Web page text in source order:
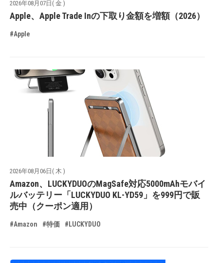
2026年08月07日( 金 )
Apple、Apple Trade Inの下取り金額を増額（2026）
#Apple
2026年08月06日( 木 )
Amazon、LUCKYDUOのMagSafe対応5000mAhモバイ
ルバッテリー「LUCKYDUO KL-YD59」を999円で販
売中（クーポン適用）
#Amazon #特価 #LUCKYDUO